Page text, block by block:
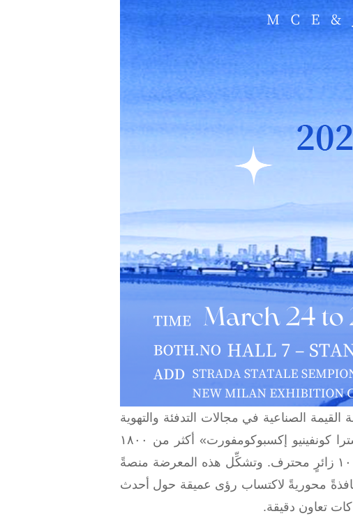
الصناعية في مجالات التدفئة والتهوية
وتكييف الهواء والتبريد (HVAC&R)، جمعت نسخة عام 2026 من معرض «إم سي إي موسترا كونفينيو إكسبوكومفورت» أكثر من ١٨٠٠
عارضًا عالي الجودة من أكثر من ٤٠ دولةً ومنطقةً حول العالم، مع توقُّع حضور يتجاوز ١٠٠٠٠٠ زائرٍ محترف. وتشكِّل هذه المعرضة منصةً
نافذةً محوريةً لاكتساب رؤى عميقة حول أحدث